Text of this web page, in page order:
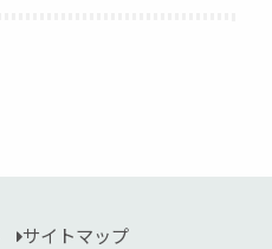
サイトマップ